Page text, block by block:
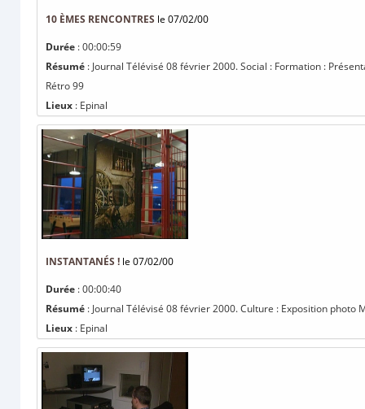
10 ÈMES RENCONTRES le 07/02/00
Durée : 00:00:59
Résumé : Journal Télévisé 08 février 2000. Social : Formation :
Rétro 99
Lieux : Epinal
INSTANTANÉS ! le 07/02/00
Durée : 00:00:40
Résumé : Journal Télévisé 08 février 2000. Culture : Exposition photo
Lieux : Epinal